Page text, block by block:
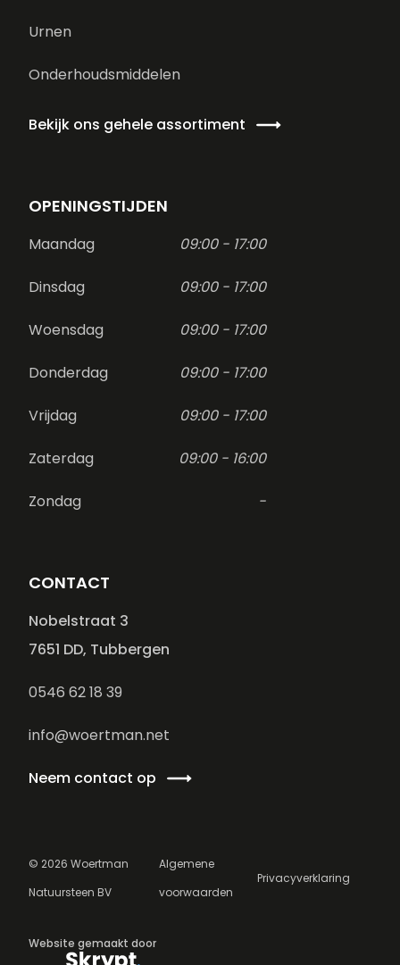
Urnen
Onderhoudsmiddelen
Bekijk ons gehele assortiment
OPENINGSTIJDEN
Maandag 09:00 - 17:00
Dinsdag 09:00 - 17:00
Woensdag 09:00 - 17:00
Donderdag 09:00 - 17:00
Vrijdag 09:00 - 17:00
Zaterdag 09:00 - 16:00
Zondag -
CONTACT
Nobelstraat 3
7651 DD, Tubbergen
0546 62 18 39
info@woertman.net
Neem contact op
© 2026 Woertman
Natuursteen BV
Algemene
voorwaarden
Privacyverklaring
Website gemaakt door